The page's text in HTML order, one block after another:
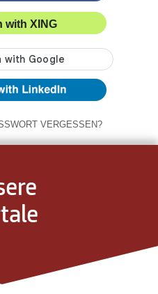
with XING
VERGESSEN?